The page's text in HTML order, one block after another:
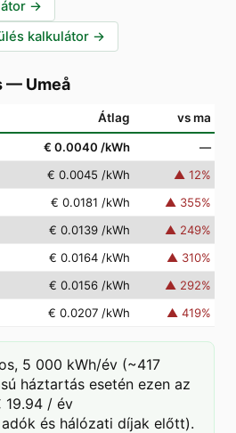
→
kalkulátor →
— Umeå
Átlag vs ma
€ 0.0040 /kWh
—
€ 0.0045 /kWh ▲ 12%
€ 0.0181 /kWh ▲ 355%
€ 0.0139 /kWh ▲ 249%
€ 0.0164 /kWh ▲ 310%
€ 0.0156 /kWh ▲ 292%
€ 0.0207 /kWh ▲ 419%
5 000 kWh/év (~417
háztartás esetén ezen az
19.94 / év
és hálózati díjak előtt).